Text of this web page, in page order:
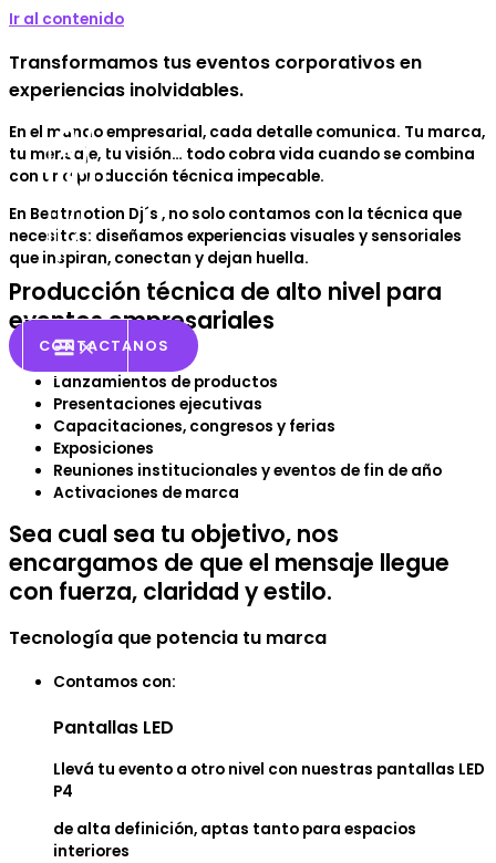
Ir al contenido
Transformamos tus eventos corporativos en
experiencias inolvidables.
En el mundo empresarial, cada detalle comunica. Tu marca,
tu mensaje, tu visión… todo cobra vida cuando se combina
con una producción técnica impecable.
En Beatmotion Dj´s , no solo contamos con la técnica que
necesitas: diseñamos experiencias visuales y sensoriales
que inspiran, conectan y dejan huella.
Producción técnica de alto nivel para
eventos empresariales
CONTACTANOS
Lanzamientos de productos
Presentaciones ejecutivas
Capacitaciones, congresos y ferias
Exposiciones
Reuniones institucionales y eventos de fin de año
Activaciones de marca
Sea cual sea tu objetivo, nos
encargamos de que el mensaje llegue
con fuerza, claridad y estilo.
Tecnología que potencia tu marca
Contamos con:
Pantallas LED
Llevá tu evento a otro nivel con nuestras pantallas LED
P4
de alta definición, aptas tanto para espacios
interiores